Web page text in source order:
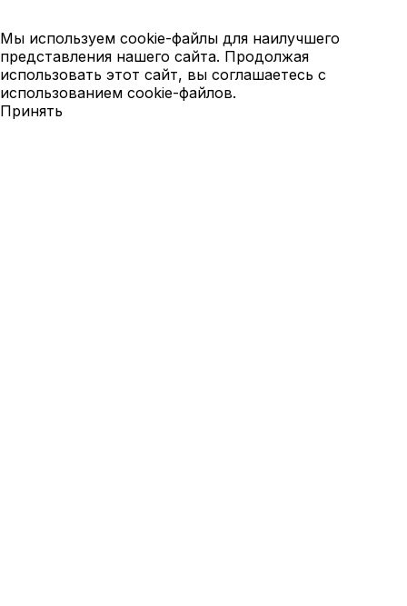
Мы используем cookie-файлы для наилучшего
представления нашего сайта. Продолжая
использовать этот сайт, вы соглашаетесь с
использованием cookie-файлов.
Принять